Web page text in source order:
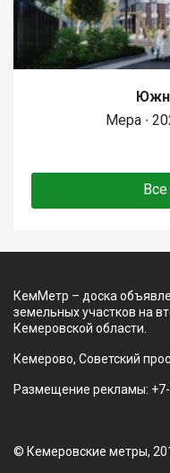
Мера ∙
КемМетр – доска
земельных участков на
Кемеровской области.
Кемерово, Советский
Размещение рекламы:
© Кемеровские метры,